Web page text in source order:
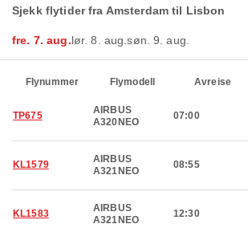
Sjekk flytider fra Amsterdam til Lisbon
fre. 7. aug.lør. 8. aug.søn. 9. aug.
Flynummer Flymodell Avreise
TP675
AIRBUS
A320NEO
07:00
KL1579
AIRBUS
A321NEO
08:55
KL1583
AIRBUS
A321NEO
12:30